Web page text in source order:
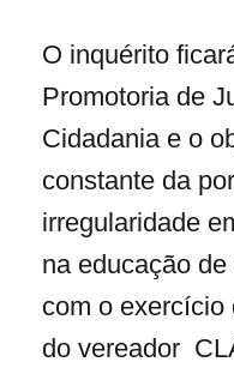
O inquérito
Promotoria de
Cidadania e o
constante da
irregularidade
na educação
com o exercício
do vereador